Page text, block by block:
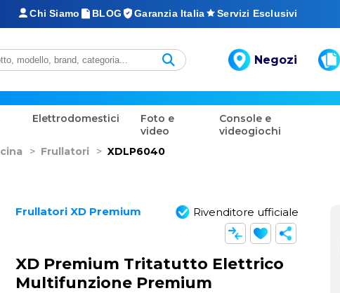
Chi Siamo BLOG Garanzia Italia Servizi Esclusivi
Negozi
Elettrodomestici
Foto e
video
Console e
videogiochi
> Frullatori > XDLP6040
Frullatori XD Premium Rivenditore ufficiale
XD Premium Tritatutto Elettrico
Multifunzione Premium